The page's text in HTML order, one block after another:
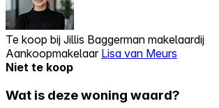
Te koop bij Jillis Baggerman makelaardij
Aankoopmakelaar Lisa van Meurs
Niet te koop
Wat is deze woning waard?